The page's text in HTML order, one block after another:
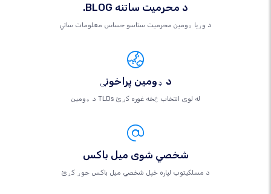
.BLOG د محرمیت ساتنه
د وړیا ډومین محرمیت ستاسو حساس معلومات ساتي
د ډومین پراخونې
د ډومین TLDs له لوی انتخاب څخه غوره کړئ
شخصي شوی میل باکس
د مسلکيتوب لپاره خپل شخصي میل باکس جوړ کړئ